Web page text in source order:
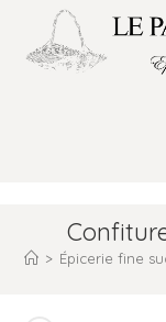
> Épicerie fine